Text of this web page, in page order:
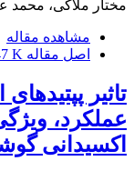
مختار ملاکی، محمد
مشاهده مقاله
اصل مقاله K
تاثیر
عملکرد،
اکسیدانی